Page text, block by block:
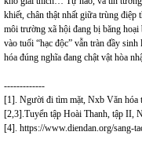
khiết, chân thật nhất giữa trùng điệp
môi trường xã hội đang bị băng
vào tuổi “hạc độc” vẫn tràn đầy
hóa đúng nghĩa đang chật vật hòa
-------------
[1]. Người đi tìm mặt, Nxb Văn hóa
[2,3].Tuyển tập Hoài Thanh, tập II,
[4]. https://www.diendan.org/sang-